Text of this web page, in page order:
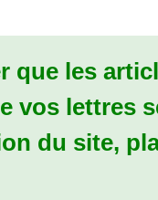
que les
vos lettres
du site,